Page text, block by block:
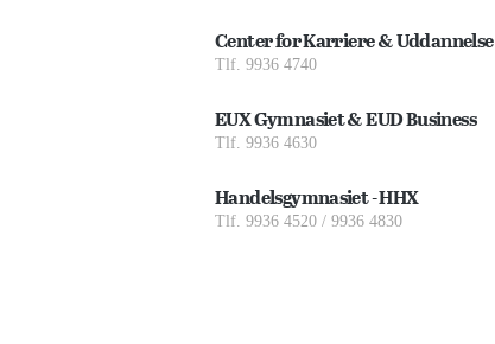
Center for Karriere & Uddannelse
Tlf. 9936 4740
EUX Gymnasiet & EUD Business
Tlf. 9936 4630
Handelsgymnasiet - HHX
Tlf. 9936 4520 / 9936 4830